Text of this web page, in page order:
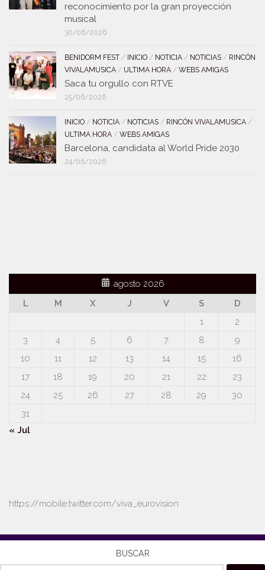
reconocimiento por la gran proyección
musical
30/06/2026
BENIDORM FEST / INICIO / NOTICIA / NOTICIAS / RINCÓN
VIVALAMUSICA / ULTIMA HORA / WEBS AMIGAS
Saca tu orgullo con RTVE
25/06/2026
INICIO / NOTICIA / NOTICIAS / RINCÓN VIVALAMUSICA /
ULTIMA HORA / WEBS AMIGAS
Barcelona, candidata al World Pride 2030
24/06/2026
agosto 2026
L
M X J V S
D
1
2
3
4 5 6 7 8
9
10
11 12 13 14 15
16
17
18 19 20 21 22
23
24
25 26 27 28 29
30
31
« Jul
https://mobile.twitter.com/viva_eurovision
BUSCAR